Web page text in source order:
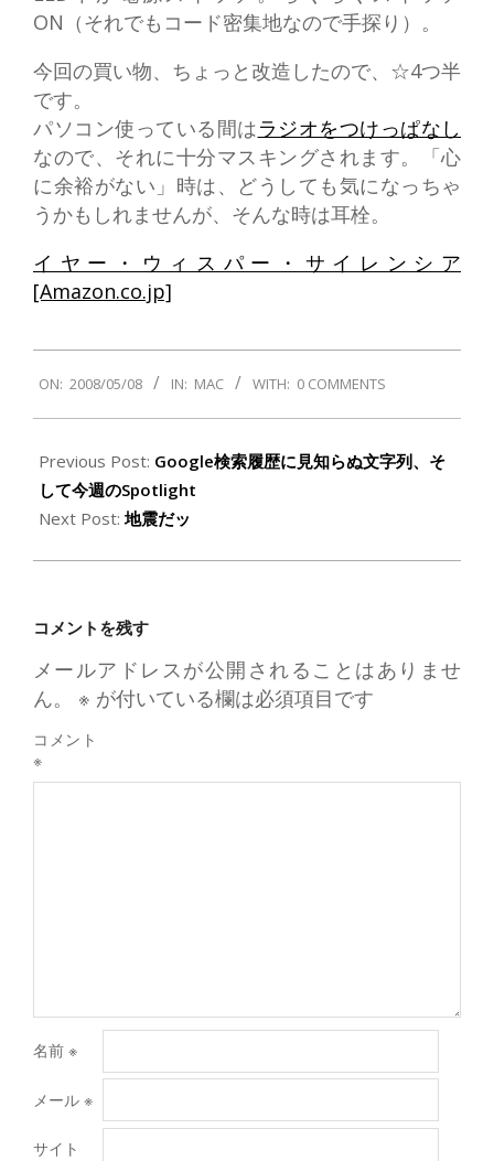
ON（それでもコード密集地なので手探り）。
今回の買い物、ちょっと改造したので、☆4つ半
です。
パソコン使っている間はラジオをつけっぱなし
なので、それに十分マスキングされます。「心
に余裕がない」時は、どうしても気になっちゃ
うかもしれませんが、そんな時は耳栓。
イヤー・ウィスパー・サイレンシア
[Amazon.co.jp]
05-
08
ON: 2008/05/08 IN: MAC WITH: 0 COMMENTS
Previous Post: Google検索履歴に見知らぬ文字列、そ
して今週のSpotlight
Next Post:地震だッ
コメントを残す
メールアドレスが公開されることはありませ
ん。
※ が付いている欄は必須項目です
コメント
※
名前 ※
メール ※
サイト